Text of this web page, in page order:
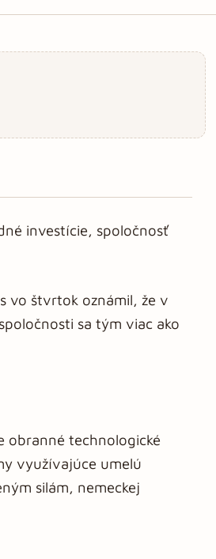
investície, spoločnosť
vo štvrtok oznámil, že v
sa tým viac ako
obranné technologické
využívajúce umelú
silám, nemeckej